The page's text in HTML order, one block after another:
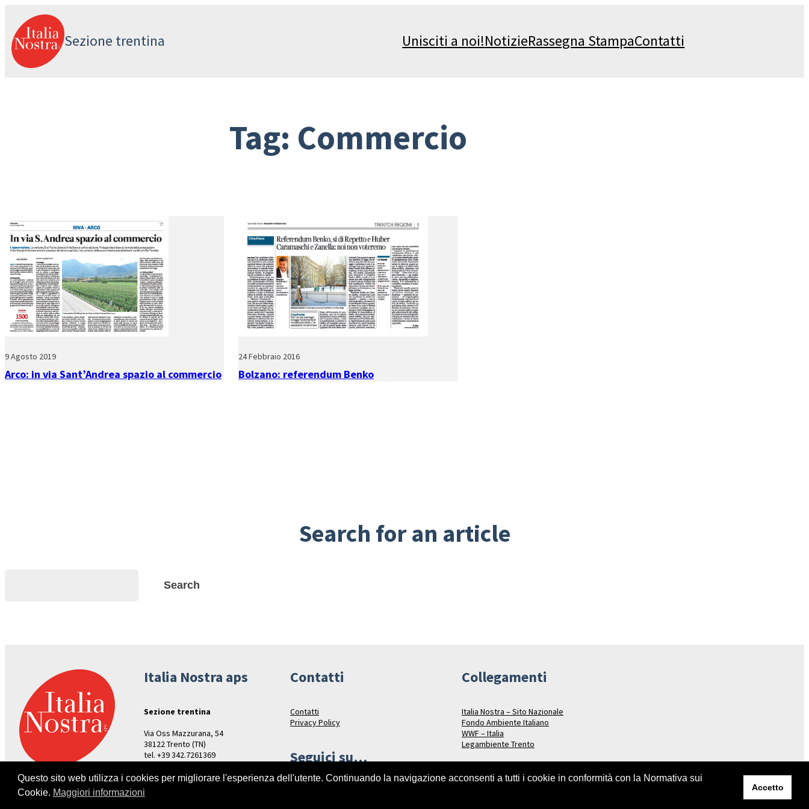
al
contenuto
Sezione trentina Unisciti a noi!NotizieRassegna StampaContatti
Tag: Commercio
9 Agosto 2019
Arco: in via Sant’Andrea spazio al commercio
24 Febbraio 2016
Bolzano: referendum Benko
Search for an article
Search
Italia Nostra aps
Sezione trentina
Via Oss Mazzurana, 54
38122 Trento (TN)
tel. +39 342.7261369
Contatti
Contatti
Privacy Policy
Seguici su…
Collegamenti
Italia Nostra – Sito Nazionale
Fondo Ambiente Italiano
WWF – Italia
Legambiente Trento
Questo sito web utilizza i cookies per migliorare l'esperienza dell'utente. Continuando la navigazione acconsenti a tutti i cookie in conformità con la Normativa sui
Cookie. Maggiori informazioni Accetto